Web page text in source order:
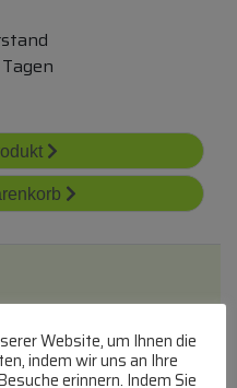
Website, um Ihnen die
indem wir uns an Ihre
erinnern. Indem Sie